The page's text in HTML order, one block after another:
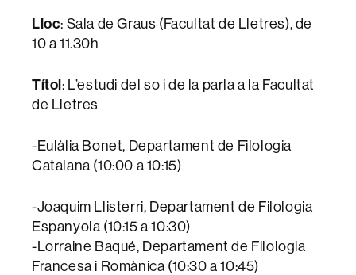
Lloc: Sala de Graus (Facultat de Lletres), de
10 a 11.30h
Títol: L’estudi del so i de la parla a la Facultat
de Lletres
-Eulàlia Bonet, Departament de Filologia
Catalana (10:00 a 10:15)
-Joaquim Llisterri, Departament de Filologia
Espanyola (10:15 a 10:30)
-Lorraine Baqué, Departament de Filologia
Francesa i Romànica (10:30 a 10:45)